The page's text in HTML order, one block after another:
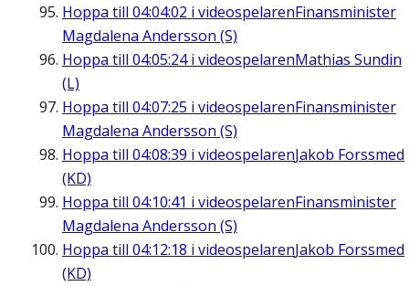
Hoppa till 04:04:02 i videospelarenFinansminister
Magdalena Andersson (S)
Hoppa till 04:05:24i videospelarenMathias Sundin
(L)
Hoppa till 04:07:25 i videospelarenFinansminister
Magdalena Andersson (S)
Hoppa till 04:08:39 i videospelarenJakob Forssmed
(KD)
Hoppa till 04:10:41 i videospelarenFinansminister
Magdalena Andersson (S)
Hoppa till 04:12:18 i videospelarenJakob Forssmed
(KD)